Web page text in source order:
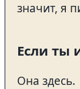
значит, я
Если ты
Она здесь.